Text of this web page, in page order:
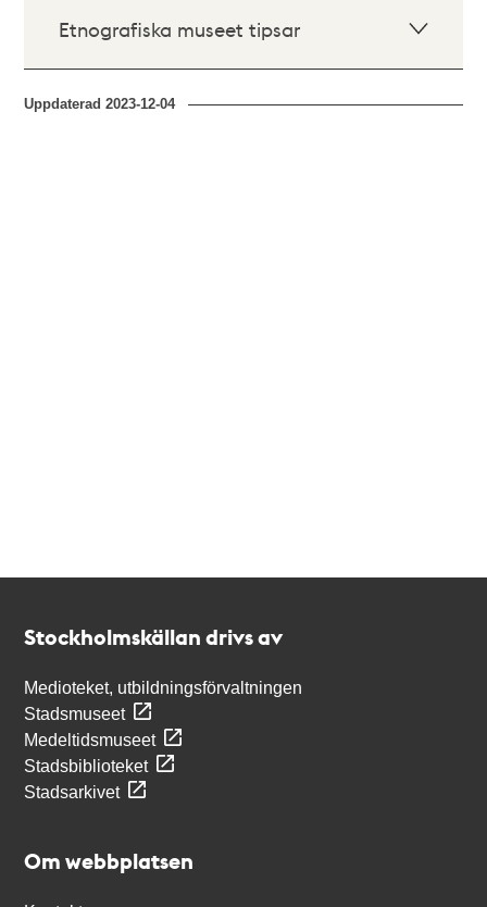
Etnografiska museet tipsar
Uppdaterad2023-12-04
Stockholmskällan drivs av
Medioteket, utbildningsförvaltningen
Stadsmuseet
Medeltidsmuseet
Stadsbiblioteket
Stadsarkivet
Om webbplatsen